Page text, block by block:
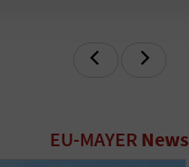
Zurück
EU-MAYER News